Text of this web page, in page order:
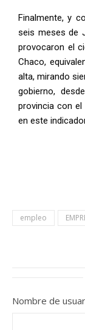
Finalmente, y
seis meses de
provocaron el
Chaco,
alta, mirando
gobierno,
provincia con
en este
empleo
Nombre de